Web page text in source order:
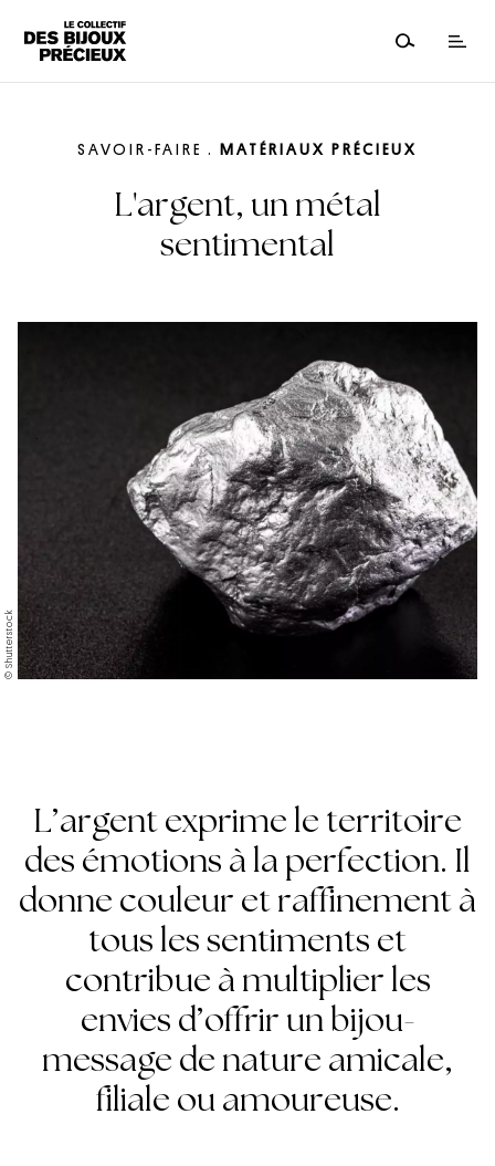
© Shutterstock
SAVOIR-FAIRE . MATÉRIAUX PRÉCIEUX
L'argent, un métal
sentimental
L’argent exprime le territoire
des émotions à la perfection. Il
donne couleur et raffinement à
tous les sentiments et
contribue à multiplier les
envies d’offrir un bijou-
message de nature amicale,
filiale ou amoureuse.